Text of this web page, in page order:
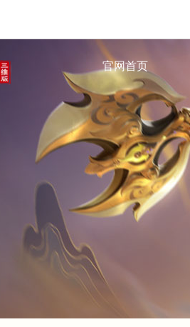
游戏爱好者
梦幻西游三维版
官网首页